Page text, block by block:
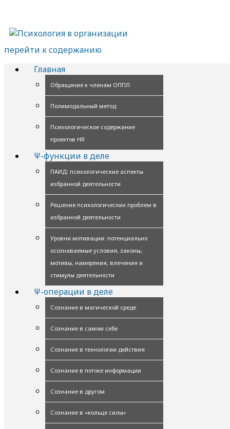
перейти к содержанию
Главная
Обращение к членам ОППЛ
Полимодальный метод
Психологическое содержание
проектов HR
Ψ-функции в деле
ПАИД: психологические аспекты
избранной деятельности
Решение психологических проблем в
избранной деятельности
Уровни мотивации: потенциально
осознаваемые условия, законы,
мотивы, намерения, влечения и
стимулы деятельности
Ψ-операции в деле
Сознание в магической среде
Сознание в самом себе
Сознание в технологии действия
Сознание в потоке информации
Сознание в другом
Сознание в «кольце силы»